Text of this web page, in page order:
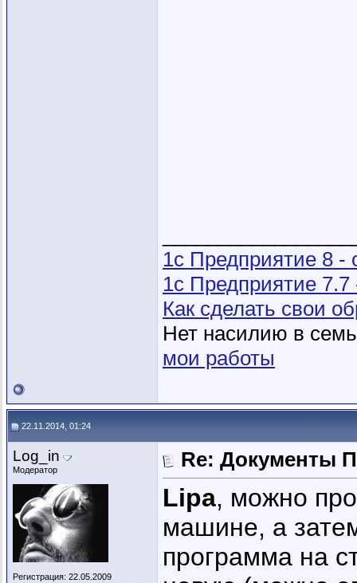
1с Предприятие 8 -
1с Предприятие
Как сделать свои
Нет насилию в
мои работы
22.11.2014, 01:24
Log_in
Модератор
Регистрация: 22.05.2009
Re: Документы
Lipa, можно
машине, а
программа на